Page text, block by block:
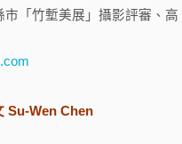
市「竹塹美展」攝影評審、高
Su-Wen Chen